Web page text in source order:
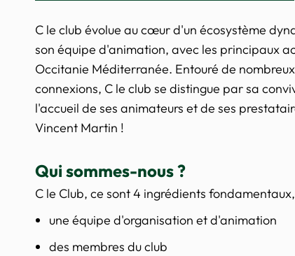
C le club évolue au cœur d'un écosystème
son équipe d'animation, avec les principaux
Occitanie Méditerranée. Entouré de
connexions, C le club se distingue par sa
l'accueil de ses animateurs et de ses
Vincent Martin !
Qui sommes-nous ?
C le Club, ce sont 4 ingrédients
une équipe d'organisation et d'animation
des membres du club